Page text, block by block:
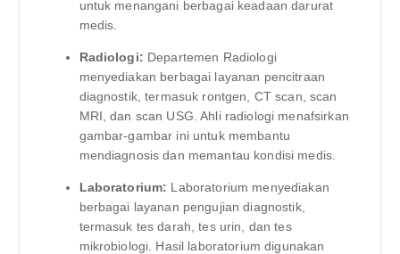
untuk menangani berbagai keadaan darurat
medis.
Radiologi: Departemen Radiologi
menyediakan berbagai layanan pencitraan
diagnostik, termasuk rontgen, CT scan, scan
MRI, dan scan USG. Ahli radiologi menafsirkan
gambar-gambar ini untuk membantu
mendiagnosis dan memantau kondisi medis.
Laboratorium: Laboratorium menyediakan
berbagai layanan pengujian diagnostik,
termasuk tes darah, tes urin, dan tes
mikrobiologi. Hasil laboratorium digunakan